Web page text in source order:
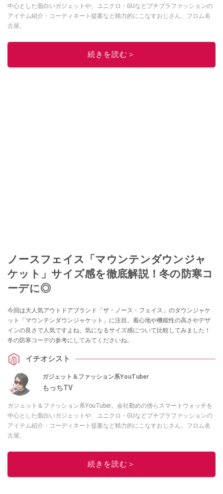
中心とした面白いガジェットや、ユニクロ・GUなどプチプラファッションの
アイテム紹介・コーディネート提案など精力的にこなすおじさん。フロム名
古屋。
このイチオシストの他の記事を読む
続きを読む＞
ノースフェイス「マウンテンダウンジャ
ケット」サイズ感を徹底解説！冬の防寒コ
ーデに◎
今回は大人気アウトドアブランド「ザ・ノース・フェイス」のダウンジャケ
ット「マウンテンダウンジャケット」に注目。着心地や機能性の高さやデザ
インの良さで人気ですよね。気になるサイズ感について比較してみました！
冬の防寒コーデの参考にしてみてくださいね。
イチオシスト
ガジェット＆ファッション系YouTuber
もっちTV
ガジェット＆ファッション系YouTuber。会社勤めの傍らスマートウォッチを
中心とした面白いガジェットや、ユニクロ・GUなどプチプラファッションの
アイテム紹介・コーディネート提案など精力的にこなすおじさん。フロム名
古屋。
このイチオシストの他の記事を読む
続きを読む＞